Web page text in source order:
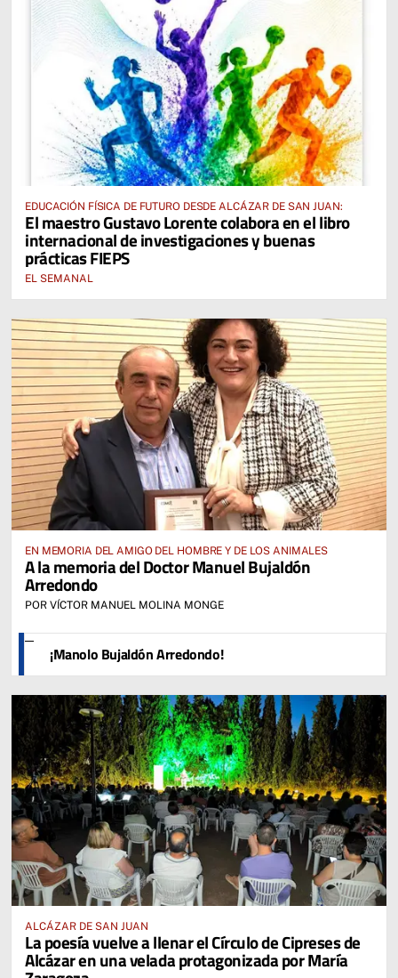
EDUCACIÓN FÍSICA DE FUTURO DESDE ALCÁZAR DE SAN JUAN:
El maestro Gustavo Lorente colabora en el libro
internacional de investigaciones y buenas
prácticas FIEPS
EL SEMANAL
EN MEMORIA DEL AMIGO DEL HOMBRE Y DE LOS ANIMALES
A la memoria del Doctor Manuel Bujaldón
Arredondo
POR VÍCTOR MANUEL MOLINA MONGE
¡Manolo Bujaldón Arredondo!
ALCÁZAR DE SAN JUAN
La poesía vuelve a llenar el Círculo de Cipreses de
Alcázar en una velada protagonizada por María